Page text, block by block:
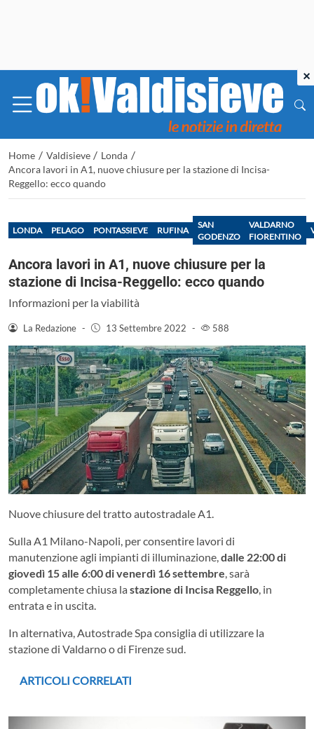
Home / Valdisieve / Londa /
Ancora lavori in A1, nuove chiusure per la stazione di Incisa-
Reggello: ecco quando
LONDA PELAGO PONTASSIEVE RUFINA
SAN
GODENZO
VALDARNO
FIORENTINO
Ancora lavori in A1, nuove chiusure per la
stazione di Incisa-Reggello: ecco quando
Informazioni per la viabilità
La Redazione - 13 Settembre 2022 - 588
Nuove chiusure del tratto autostradale A1.
Sulla A1 Milano-Napoli, per consentire lavori di
manutenzione agli impianti di illuminazione,dalle 22:00 di
giovedì 15 alle 6:00 di venerdì 16 settembre, sarà
completamente chiusa la stazione di Incisa Reggello, in
entrata e in uscita.
In alternativa, Autostrade Spa consiglia di utilizzare la
stazione di Valdarno o di Firenze sud.
ARTICOLI CORRELATI
×